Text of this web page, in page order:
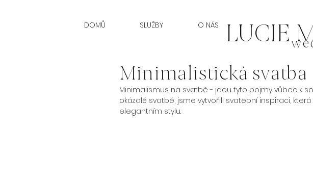
DOMŮ SLUŽBY O NÁS LUCIE
Minimalistická svatba
Minimalismus na svatbě - jdou tyto pojmy vůbec k
okázalé svatbě, jsme vytvořili svatební inspiraci,
elegantním stylu.